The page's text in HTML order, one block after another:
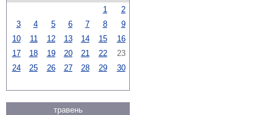
1
2
3
4 5 6 7 8
9
10
11 12 13 14 15
16
17
18 19 20 21 22
23
24
25 26 27 28 29 30
травень